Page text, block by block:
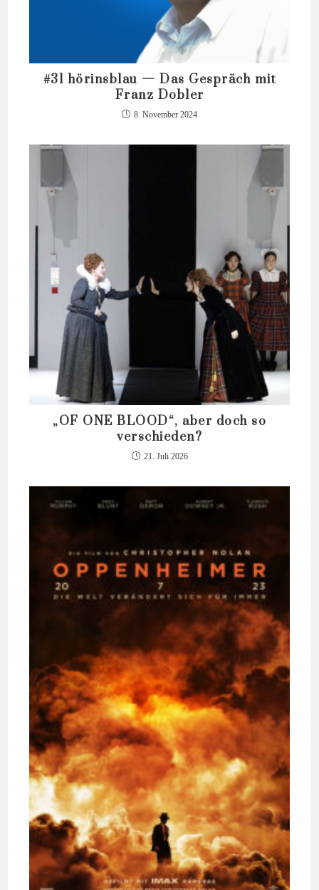
#31 hörinsblau — Das Gespräch mit
Franz Dobler
8. November 2024
„OF ONE BLOOD“, aber doch so
verschieden?
21. Juli 2026